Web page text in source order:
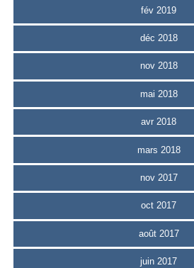
fév 2019
déc 2018
nov 2018
mai 2018
avr 2018
mars 2018
nov 2017
oct 2017
août 2017
juin 2017